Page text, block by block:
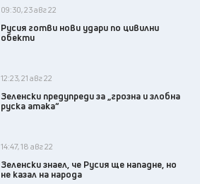
09:30, 23 авг 22
Русия готви нови удари по цивилни
обекти
12:23, 21 авг 22
Зеленски предупреди за „грозна и злобна
руска атака“
14:47, 18 авг 22
Зеленски знаел, че Русия ще нападне, но
не казал на народа